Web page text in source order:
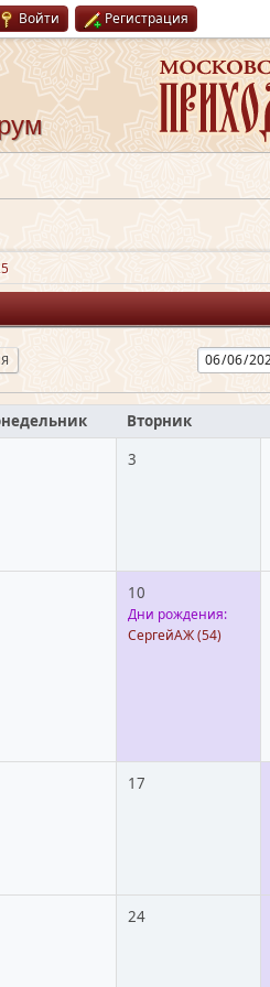
Войти Регистрация
Вторник
3
10
Дни рождения:
СергейАЖ(54)
17
24